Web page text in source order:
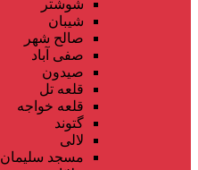
شوشتر
شیبان
صالح شهر
صفی آباد
صیدون
قلعه تل
قلعه خواجه
گتوند
لالی
مسجد سلیمان